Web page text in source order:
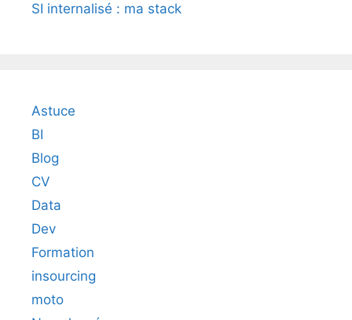
SI internalisé : ma stack
Astuce
BI
Blog
CV
Data
Dev
Formation
insourcing
moto